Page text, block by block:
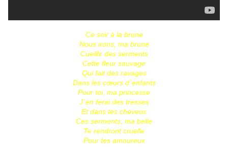
Ce soir à la brune
Nous irons, ma brune
Cueillir des serments
Cette fleur sauvage
Qui fait des ravages
Dans les cœurs d´enfants
Pour toi, ma princesse
J´en ferai des tresses
Et dans tes cheveux
Ces serments, ma belle
Te rendront cruelle
Pour tes amoureux